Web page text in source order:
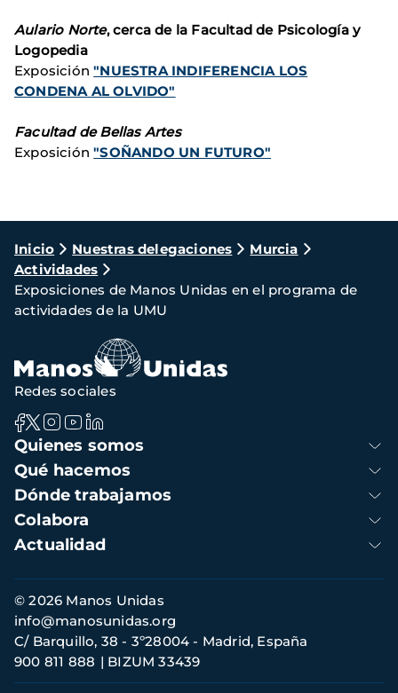
Aulario Norte, cerca de la Facultad de Psicología y
Logopedia
Exposición"NUESTRA INDIFERENCIA LOS
CONDENA AL OLVIDO"
Facultad de Bellas Artes
Exposición"SOÑANDO UN FUTURO"
Ruta
de
navegación
Inicio Nuestras delegaciones
Murcia
Actividades
Exposiciones de Manos Unidas en el programa de
actividades de la UMU
Navegación
principal
Quienes somos
Qué hacemos
Dónde trabajamos
Colabora
Actualidad
Redes sociales
Información
de
contacto
© 2026 Manos Unidas
C/ Barquillo, 38 - 3º28004 - Madrid, España
900 811 888
BIZUM 33439
info@manosunidas.org